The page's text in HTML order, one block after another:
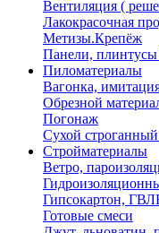
Вентиляция (
Лакокрасочная
Метизы.Крепёж
Панели,
Пиломатериалы
Вагонка,
Обрезной
Погонаж
Сухой строганный
Стройматериалы
Ветро,
Гипсокартон,
Готовые смеси